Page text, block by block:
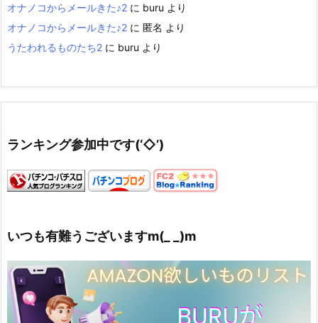
オナノコからメールきた♪2 に buru より
オナノコからメールきた♪2 に 匿名 より
うたわれるものたち2 に buru より
ランキング参加中です(‘◇’)ゞ
いつも有難うございますm(_ _)m